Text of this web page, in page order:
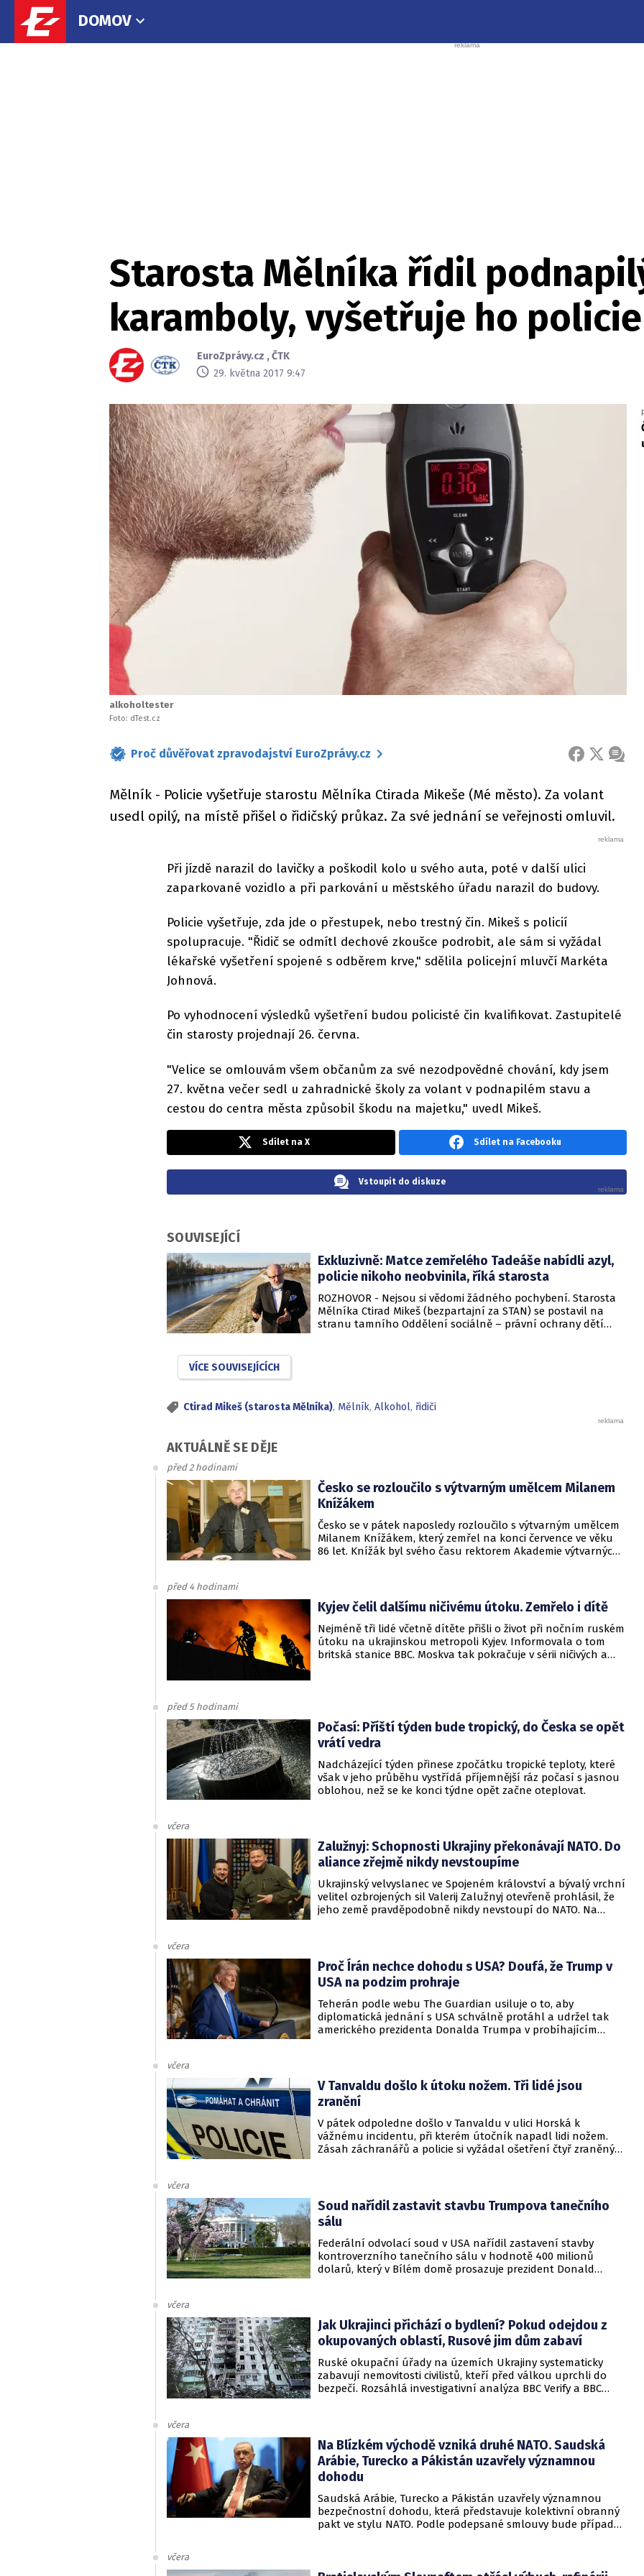
DOMOV
Starosta Mělníka řídil
karamboly, vyšetřuje ho policie
EuroZprávy.cz ,ČTK
29. května 2017 9:47
alkoholtester
Foto: dTest.cz
Proč důvěřovat zpravodajství EuroZprávy.cz FACEBOOK
X
Mělník - Policie vyšetřuje starostu Mělníka Ctirada Mikeše (Mé město). Za volant
usedl opilý, na místě přišel o řidičský průkaz. Za své jednání se veřejnosti omluvil.
Při jízdě narazil do lavičky a poškodil kolo u svého auta, poté v další ulici
zaparkované vozidlo a při parkování u městského úřadu narazil do budovy.
Policie vyšetřuje, zda jde o přestupek, nebo trestný čin. Mikeš s policií
spolupracuje. "Řidič se odmítl dechové zkoušce podrobit, ale sám si vyžádal
lékařské vyšetření spojené s odběrem krve," sdělila policejní mluvčí Markéta
Johnová.
Po vyhodnocení výsledků vyšetření budou policisté čin kvalifikovat. Zastupitelé
čin starosty projednají 26. června.
"Velice se omlouvám všem občanům za své nezodpovědné chování, kdy jsem
27. května večer sedl u zahradnické školy za volant v podnapilém stavu a
cestou do centra města způsobil škodu na majetku," uvedl Mikeš.
Sdílet na X Sdílet na Facebooku
Vstoupit do diskuze
SOUVISEJÍCÍ
Exkluzivně: Matce zemřelého Tadeáše nabídli azyl,
policie nikoho neobvinila, říká starosta
ROZHOVOR - Nejsou si vědomi žádného pochybení. Starosta
Mělníka Ctirad Mikeš (bezpartajní za STAN) se postavil na
stranu tamního Oddělení sociálně – právní ochrany dětí
nechal jsem udělat v celé kauze podrobné šetření a kontrola
zjistila, že se úřad žádného protiprávního jednání nedopustil.
Oddělení udělalo maximum, dokonce matku s chlapcem
VÍCE SOUVISEJÍCÍCH
Ctirad Mikeš (starosta Mělníka), Mělník, Alkohol, řidiči
AKTUÁLNĚ SE DĚJE
před 2 hodinami
Česko se rozloučilo s výtvarným umělcem Milanem
Knížákem
Česko se v pátek naposledy rozloučilo s výtvarným umělcem
Milanem Knížákem, který zemřel na konci července ve věku
86 let. Knížák byl svého času rektorem Akademie výtvarných
před 4 hodinami
Kyjev čelil dalšímu ničivému útoku. Zemřelo i dítě
Nejméně tři lidé včetně dítěte přišli o život při nočním ruském
útoku na ukrajinskou metropoli Kyjev. Informovala o tom
britská stanice BBC. Moskva tak pokračuje v sérii ničivých a
před 5 hodinami
Počasí: Příští týden bude tropický, do Česka se opět
vrátí vedra
Nadcházející týden přinese zpočátku tropické teploty, které
však v jeho průběhu vystřídá příjemnější ráz počasí s jasnou
oblohou, než se ke konci týdne opět začne oteplovat.
včera
Zalužnyj: Schopnosti Ukrajiny překonávají NATO. Do
aliance zřejmě nikdy nevstoupíme
Ukrajinský velvyslanec ve Spojeném království a bývalý vrchní
velitel ozbrojených sil Valerij Zalužnyj otevřeně prohlásil, že
jeho země pravděpodobně nikdy nevstoupí do NATO. Na
nedosažitelné.
včera
Proč Írán nechce dohodu s USA? Doufá, že Trump v
USA na podzim prohraje
Teherán podle webu The Guardian usiluje o to, aby
diplomatická jednání s USA schválně protáhl a udržel tak
amerického prezidenta Donalda Trumpa v probíhajícím
rukojmími za prezidenta Jimmyho Cartera.
včera
V Tanvaldu došlo k útoku nožem. Tři lidé jsou
zranění
V pátek odpoledne došlo v Tanvaldu v ulici Horská k
vážnému incidentu, při kterém útočník napadl lidi nožem.
Zásah záchranářů a policie si vyžádal ošetření čtyř zraněných
včera
Soud nařídil zastavit stavbu Trumpova tanečního
sálu
Federální odvolací soud v USA nařídil zastavení stavby
kontroverzního tanečního sálu v hodnotě 400 milionů
dolarů, který v Bílém domě prosazuje prezident Donald
včera
Jak Ukrajinci přichází o bydlení? Pokud odejdou z
okupovaných oblastí, Rusové jim dům zabaví
Ruské okupační úřady na územích Ukrajiny systematicky
zabavují nemovitosti civilistů, kteří před válkou uprchli do
bezpečí. Rozsáhlá investigativní analýza BBC Verify a BBC
včera
Na Blízkém východě vzniká druhé NATO. Saudská
Arábie, Turecko a Pákistán uzavřely významnou
dohodu
Saudská Arábie, Turecko a Pákistán uzavřely významnou
bezpečnostní dohodu, která představuje kolektivní obranný
pakt ve stylu NATO. Podle podepsané smlouvy bude případný
včera